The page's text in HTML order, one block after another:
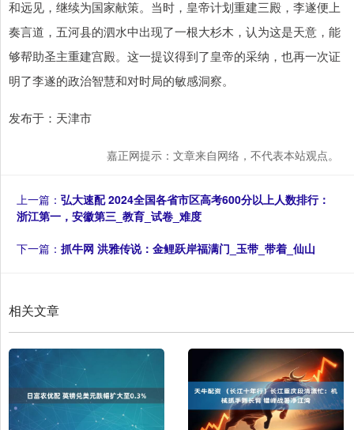
和远见，继续为国家献策。当时，皇帝计划重建三殿，李遂便上
奏言道，五河县的泗水中出现了一根大杉木，认为这是天意，能
够帮助圣主重建宫殿。这一提议得到了皇帝的采纳，也再一次证
明了李遂的政治智慧和对时局的敏感洞察。
发布于：天津市
嘉正网提示：文章来自网络，不代表本站观点。
上一篇： 弘大速配 2024全国各省市区高考600分以上人数排行：
浙江第一，安徽第三_教育_试卷_难度
下一篇： 抓牛网 洪雅传说：金鲤跃岸福满门_玉带_带着_仙山
相关文章